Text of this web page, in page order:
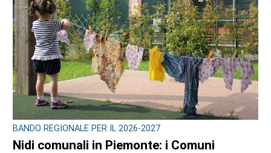
BANDO REGIONALE PER IL 2026-2027
Nidi comunali in Piemonte: i Comuni